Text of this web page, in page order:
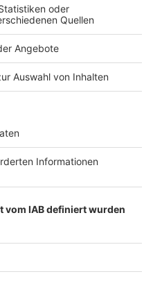
Gemeinden in Nordrhein-
helfen, sagt Wüst:
und auch der
unsere
stärker in weiteren
bei der
neuer und innovativer
Fachkräftegewinnung